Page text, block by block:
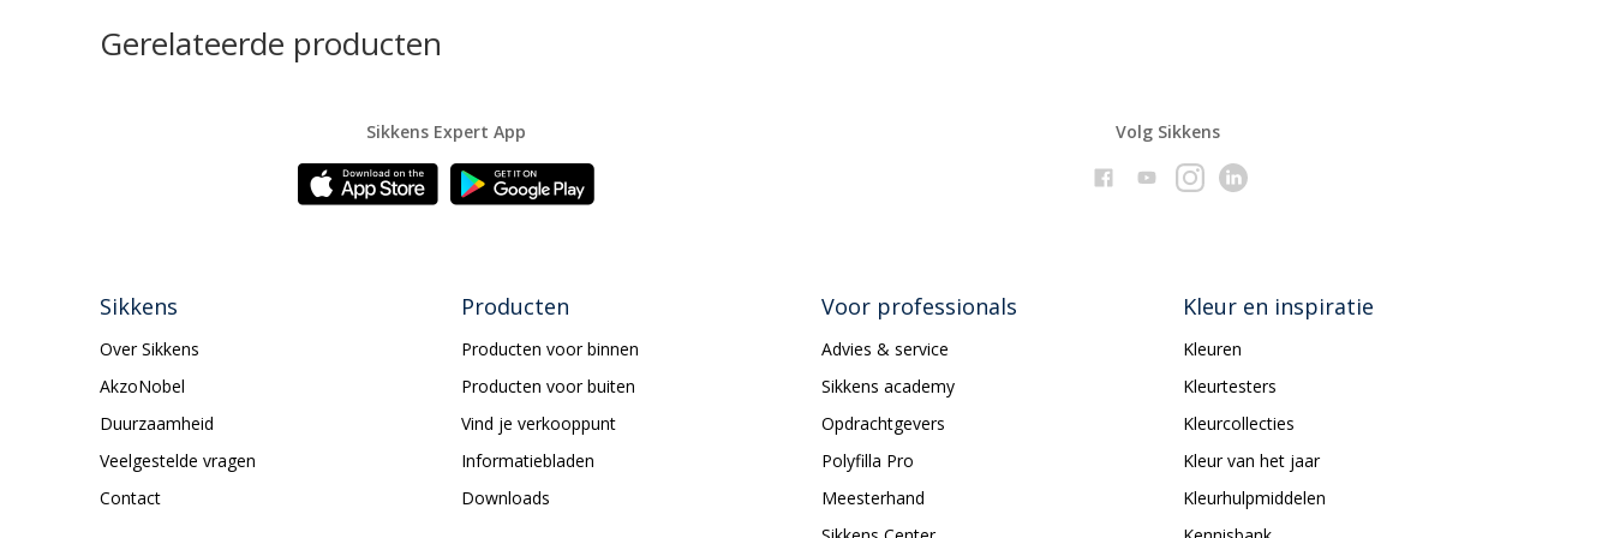
Gerelateerde producten
Sikkens Expert App Volg Sikkens
Sikkens
Over Sikkens
AkzoNobel
Duurzaamheid
Veelgestelde vragen
Contact
Producten
Producten voor binnen
Producten voor buiten
Vind je verkooppunt
Informatiebladen
Downloads
Voor professionals
Advies & service
Sikkens academy
Opdrachtgevers
Polyfilla Pro
Meesterhand
Kleur en inspiratie
Kleuren
Kleurtesters
Kleurcollecties
Kleur van het jaar
Kleurhulpmiddelen